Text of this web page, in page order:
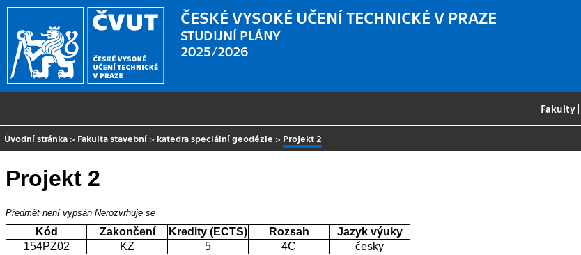
ČESKÉ VYSOKÉ UČENÍ TECHNICKÉ V PRAZE
STUDIJNÍ PLÁNY
2025/2026
Fakulty
Úvodní stránka > Fakulta stavební > katedra speciální geodézie > Projekt 2
Projekt 2
Předmět není vypsán Nerozvrhuje se
Kód Zakončení Kredity (ECTS) Rozsah
Jazyk výuky
154PZ02
KZ 5 4C česky